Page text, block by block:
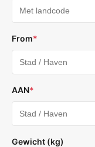
From*
AAN*
Gewicht (kg)